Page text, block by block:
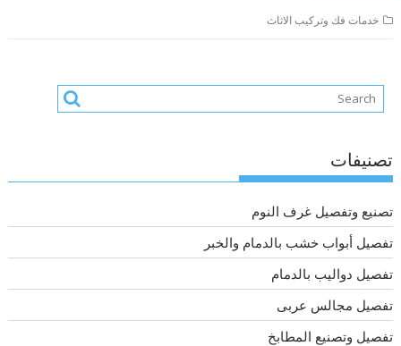
خدمات فك وتركيب الاثاث
تصنيفات
تصنيع وتفصيل غرف النوم
تفصيل أبواب خشب بالدمام والخبر
تفصيل دواليب بالدمام
تفصيل مجالس عربى
تفصيل وتصنيع المطابخ